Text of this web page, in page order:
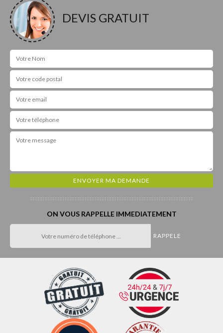
DEVIS GRATUIT
ON VOUS RAPPELLE IMMEDIATEMENT